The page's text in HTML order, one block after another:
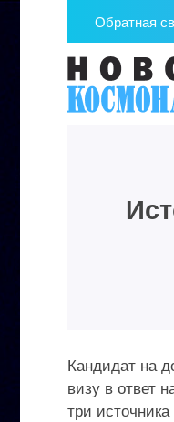
Обратная
Кандидат на
визу в ответ
три